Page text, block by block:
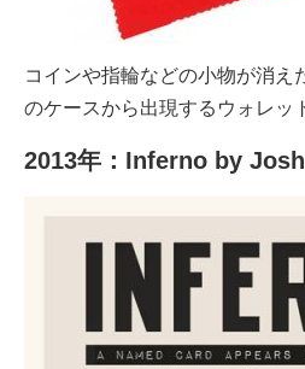
コインや指輪などの小物が消え
のケースから出現するウォレッ
2013年：Inferno by